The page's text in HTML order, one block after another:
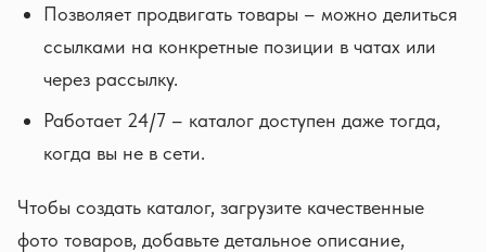
Позволяет продвигать товары – можно делиться
ссылками на конкретные позиции в чатах или
через рассылку.
Работает 24/7 – каталог доступен даже тогда,
когда вы не в сети.
Чтобы создать каталог, загрузите качественные
фото товаров, добавьте детальное описание,